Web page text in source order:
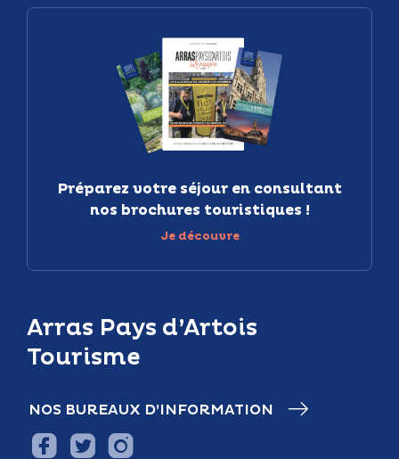
Arras Pays d’Artois
Tourisme
NOS BUREAUX D’INFORMATION
Préparez votre séjour en consultant
nos brochures touristiques !
Je découvre